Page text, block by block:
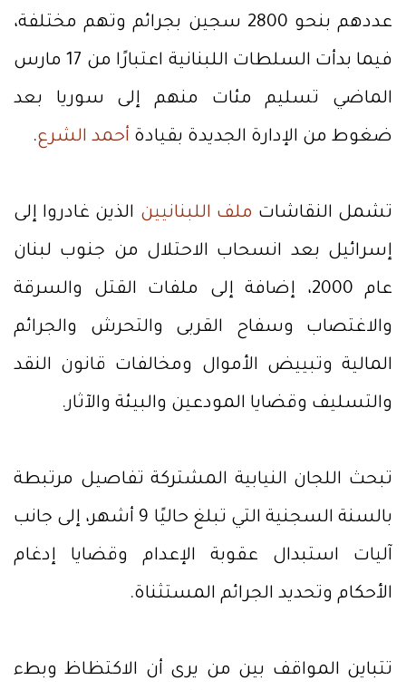
عددهم بنحو 2800 سجين بجرائم وتهم مختلفة،
فيما بدأت السلطات اللبنانية اعتبارًا من 17 مارس
الماضي تسليم مئات منهم إلى سوريا بعد
ضغوط من الإدارة الجديدة بقيادة أحمد الشرع.
تشمل النقاشات ملف اللبنانيين الذين غادروا إلى
إسرائيل بعد انسحاب الاحتلال من جنوب لبنان
عام 2000، إضافة إلى ملفات القتل والسرقة
والاغتصاب وسفاح القربى والتحرش والجرائم
المالية وتبييض الأموال ومخالفات قانون النقد
والتسليف وقضايا المودعين والبيئة والآثار.
تبحث اللجان النيابية المشتركة تفاصيل مرتبطة
بالسنة السجنية التي تبلغ حاليًا 9 أشهر، إلى جانب
آليات استبدال عقوبة الإعدام وقضايا إدغام
الأحكام وتحديد الجرائم المستثناة.
تتباين المواقف بين من يرى أن الاكتظاظ وبطء